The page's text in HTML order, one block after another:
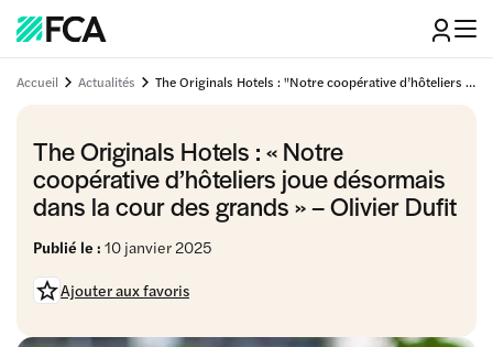
Accueil Actualités The Originals Hotels : "Notre coopérative d’hôteliers joue désormais dans la cour des grands" - Olivier Dufit
The Originals Hotels : « Notre
coopérative d’hôteliers joue désormais
dans la cour des grands » – Olivier Dufit
Publié le : 10 janvier 2025
Ajouter aux favoris